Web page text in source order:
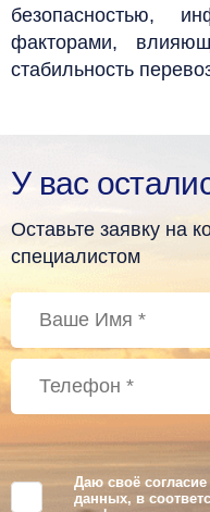
безопасностью,
факторами,
стабильность
У вас
Оставьте заявку на
специалистом
Даю своё
данных, в